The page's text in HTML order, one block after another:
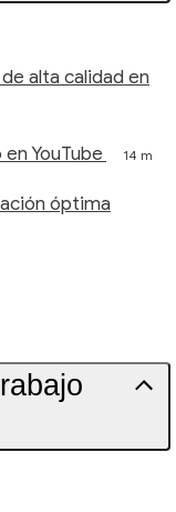
alta calidad en
YouTube 14 m
óptima